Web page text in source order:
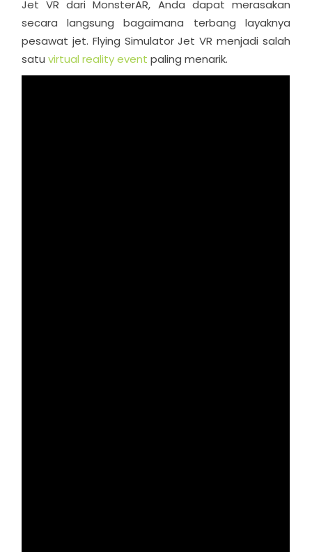
Jet VR dari MonsterAR, Anda dapat merasakan
secara langsung bagaimana terbang layaknya
pesawat jet. Flying Simulator Jet VR menjadi salah
satuvirtual reality event paling menarik.